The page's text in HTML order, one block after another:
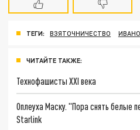
ТЕГИ: ВЗЯТОЧНИЧЕСТВО
ЧИТАЙТЕ ТАКЖЕ:
Технофашисты XXI века
Оплеуха Маску. "Пора снять белые
Starlink